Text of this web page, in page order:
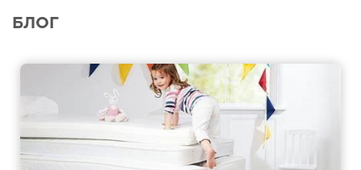
БЛОГ